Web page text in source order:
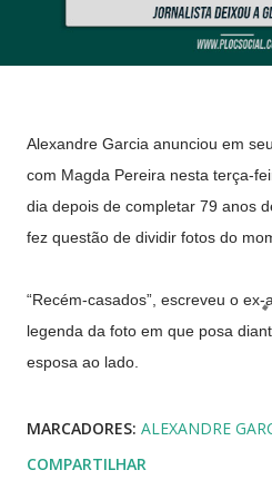
Alexandre Garcia anunciou em
com Magda Pereira nesta terça-
dia depois de completar 79 anos
fez questão de dividir fotos do
“Recém-casados”, escreveu o
legenda da foto em que posa
esposa ao lado.
MARCADORES: ALEXANDRE
COMPARTILHAR